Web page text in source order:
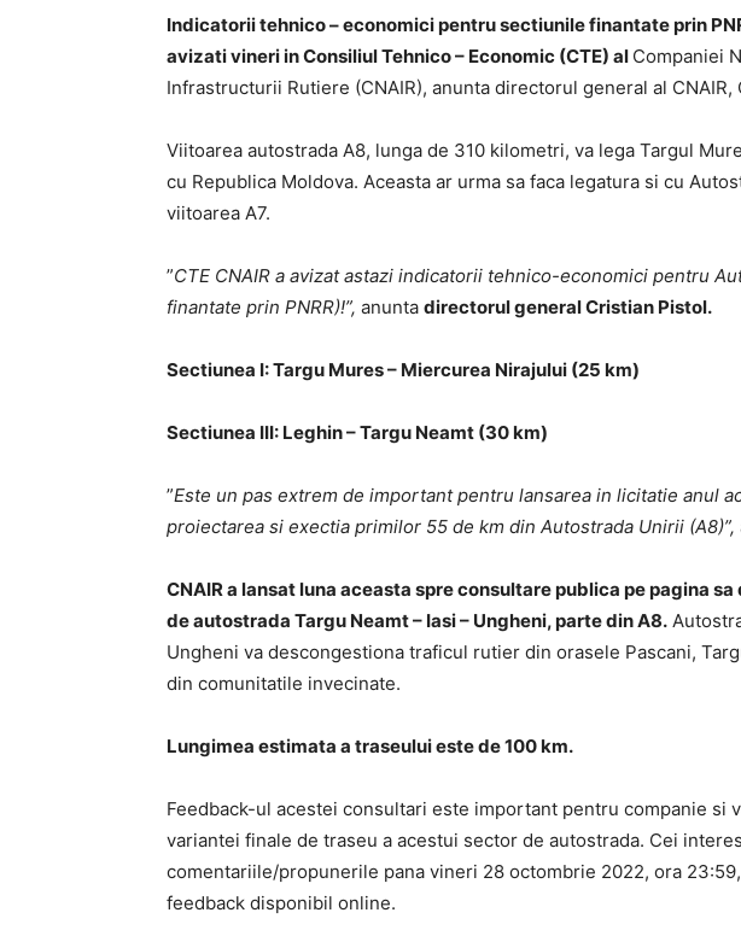
Indicatorii tehnico – economici pentru sectiunile finantate prin
avizati vineri in Consiliul Tehnico – Economic (CTE) al Companiei
Infrastructurii Rutiere (CNAIR), anunta directorul general al CNAIR,
Viitoarea autostrada A8, lunga de 310 kilometri, va lega Targul
cu Republica Moldova. Aceasta ar urma sa faca legatura si cu
viitoarea A7.
”CTE CNAIR a avizat astazi indicatorii tehnico-economici pentru
finantate prin PNRR)!”, anunta directorul general Cristian Pistol.
Sectiunea I: Targu Mures – Miercurea Nirajului (25 km)
Sectiunea III: Leghin – Targu Neamt (30 km)
”Este un pas extrem de important pentru lansarea in licitatie anul
proiectarea si exectia primilor 55 de km din Autostrada Unirii (A8)”,
CNAIR a lansat luna aceasta spre consultare publica pe pagina
de autostrada Targu Neamt – Iasi – Ungheni, parte din A8.
Ungheni va descongestiona traficul rutier din orasele Pascani,
din comunitatile invecinate.
Lungimea estimata a traseului este de 100 km.
Feedback-ul acestei consultari este important pentru companie si
variantei finale de traseu a acestui sector de autostrada. Cei
comentariile/propunerile pana vineri 28 octombrie 2022, ora
feedback disponibil online.